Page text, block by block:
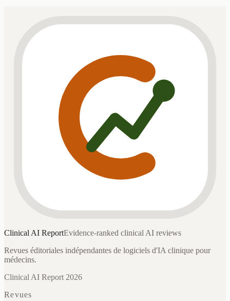
Clinical AI ReportEvidence-ranked clinical AI reviews
Revues éditoriales indépendantes de logiciels d'IA clinique pour
médecins.
Clinical AI Report 2026
Revues